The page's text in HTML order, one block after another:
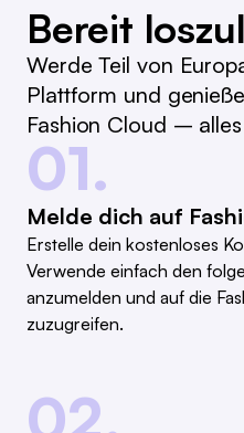
Bereit
Werde Teil von
Plattform und
Fashion Cloud –
01.
Melde dich auf
Erstelle dein kostenloses
Verwende einfach den
anzumelden und auf die
zuzugreifen.
02.